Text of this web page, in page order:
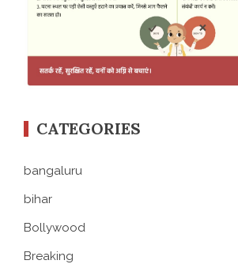
CATEGORIES
bangaluru
bihar
Bollywood
Breaking